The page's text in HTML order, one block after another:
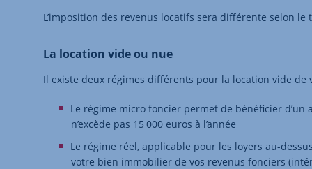
L’imposition des revenus locatifs sera différente selon
La location vide ou nue
Il existe deux régimes différents pour la location vide de
Le régime micro foncier permet de bénéficier
n’excède pas 15 000 euros à l’année
Le régime réel, applicable pour les loyers au-
votre bien immobilier de vos revenus fonciers